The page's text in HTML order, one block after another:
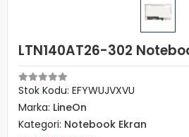
LTN140AT26-302
Stok Kodu: EFYWUJVXVU
Marka: LineOn
Kategori: Notebook Ekran